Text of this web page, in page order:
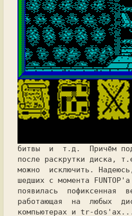
битвы и т.д.
Причём
после раскрутки диска,
можно
исключить.
шедших с момента
появилась
пофиксенная
работающая
на любых
компьютерах и tr-